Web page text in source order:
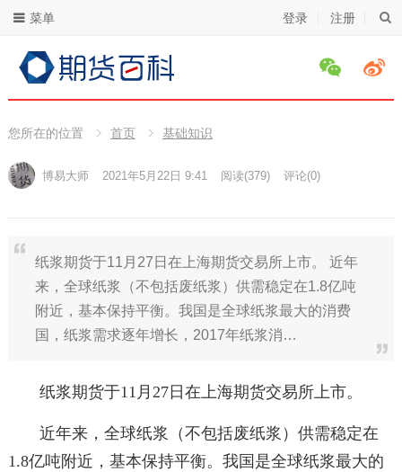
登录 注册
菜单
您所在的位置 首页 基础知识
博易大师 2021年5月22日 9:41 阅读(379) 评论(0)
纸浆期货于11月27日在上海期货交易所上市。 近年
来，全球纸浆（不包括废纸浆）供需稳定在1.8亿吨
附近，基本保持平衡。我国是全球纸浆最大的消费
国，纸浆需求逐年增长，2017年纸浆消…
纸浆期货于11月27日在上海期货交易所上市。
近年来，全球纸浆（不包括废纸浆）供需稳定在
1.8亿吨附近，基本保持平衡。我国是全球纸浆最大的